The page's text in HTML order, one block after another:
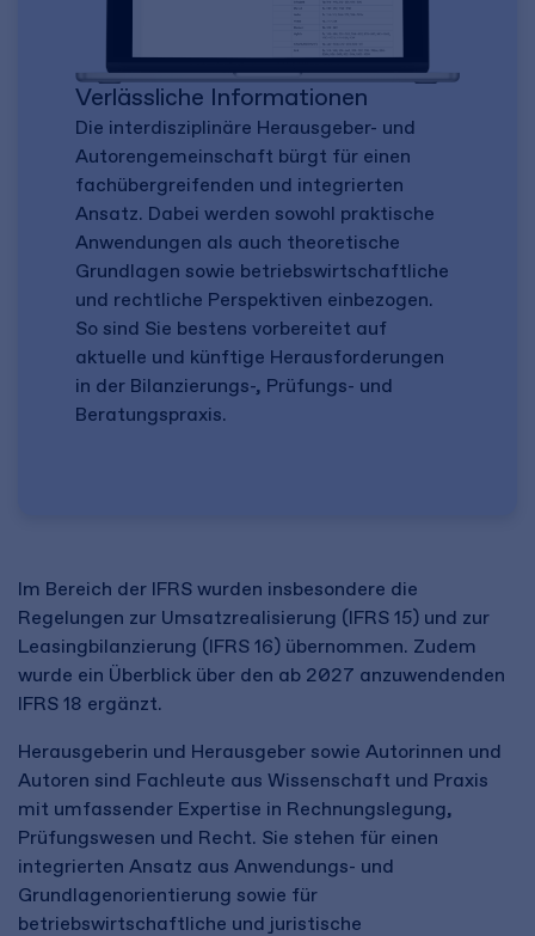
Verlässliche Informationen
Die interdisziplinäre Herausgeber- und
Autorengemeinschaft bürgt für einen
fachübergreifenden und integrierten
Ansatz. Dabei werden sowohl praktische
Anwendungen als auch theoretische
Grundlagen sowie betriebswirtschaftliche
und rechtliche Perspektiven einbezogen.
So sind Sie bestens vorbereitet auf
aktuelle und künftige Herausforderungen
in der Bilanzierungs-, Prüfungs- und
Beratungspraxis.
Im Bereich der IFRS wurden insbesondere die
Regelungen zur Umsatzrealisierung (IFRS 15) und zur
Leasingbilanzierung (IFRS 16) übernommen. Zudem
wurde ein Überblick über den ab 2027 anzuwendenden
IFRS 18 ergänzt.
Herausgeberin und Herausgeber sowie Autorinnen und
Autoren sind Fachleute aus Wissenschaft und Praxis
mit umfassender Expertise in Rechnungslegung,
Prüfungswesen und Recht. Sie stehen für einen
integrierten Ansatz aus Anwendungs- und
Grundlagenorientierung sowie für
betriebswirtschaftliche und juristische